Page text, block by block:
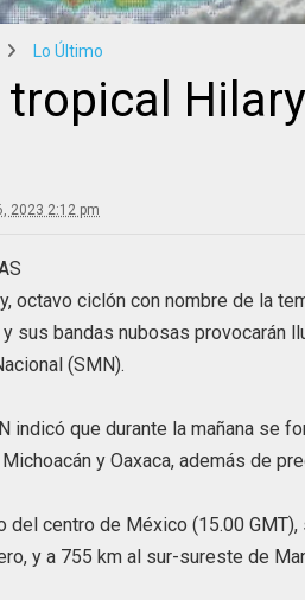
Lo Último
2023 2:12 pm
octavo ciclón con nombre de la
sus bandas nubosas
(SMN).
indicó que durante la mañana se
y Oaxaca, además de
del centro de México (15.00
y a 755 km al sur-sureste de